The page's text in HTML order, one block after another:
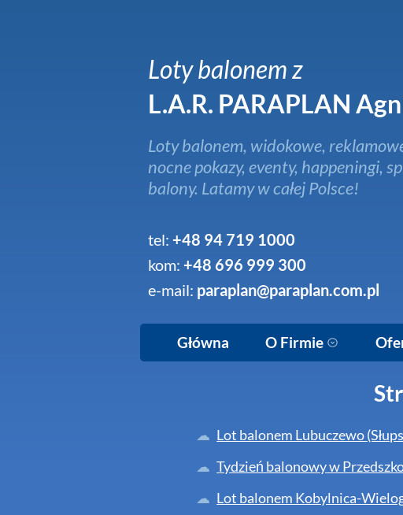
Loty balonem z
L.A.R. PARAPLAN
Loty balonem, widokowe,
nocne pokazy, eventy, happeningi,
balony. Latamy w całej Polsce!
tel: +48 94 719 1000
kom: +48 696 999 300
e-mail: paraplan@paraplan.com.pl
Główna O Firmie
Lot balonem Lubuczewo
Tydzień balonowy w
Lot balonem Kobylnica-